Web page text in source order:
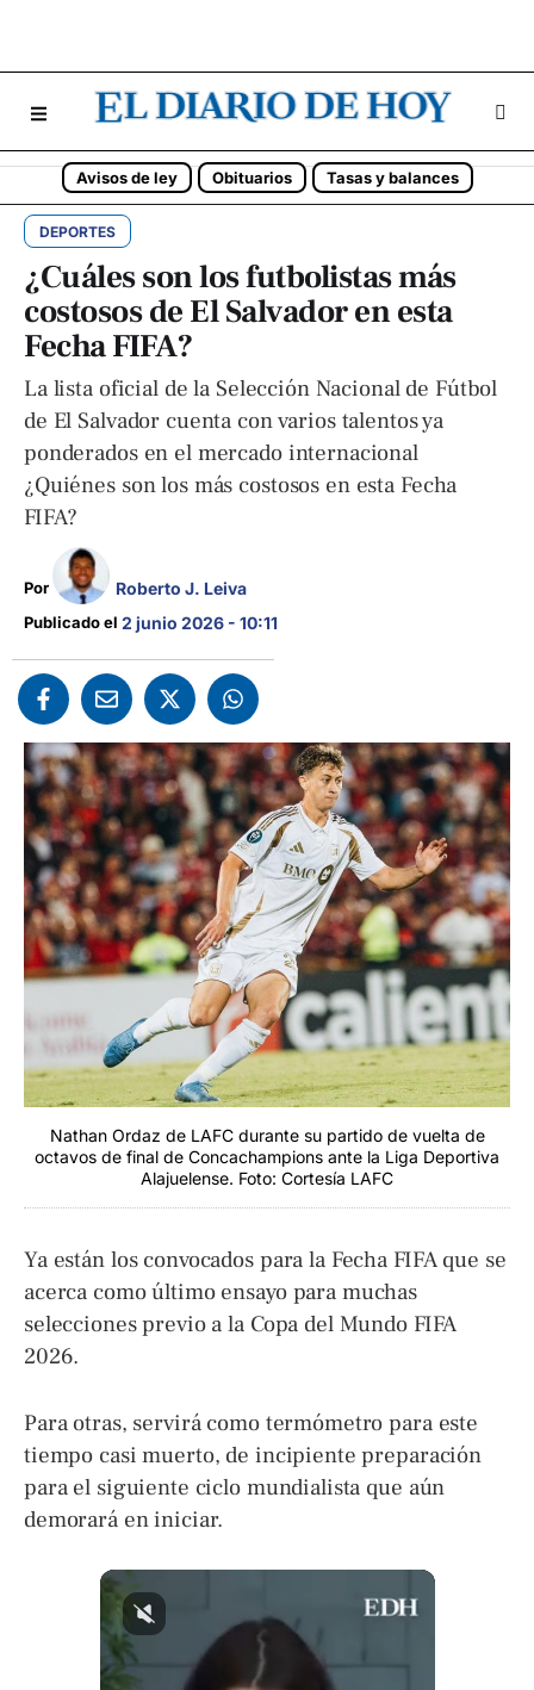
Avisos de ley Obituarios Tasas y balances
DEPORTES
¿Cuáles son los futbolistas más
costosos de El Salvador en esta
Fecha FIFA?
La lista oficial de la Selección Nacional de Fútbol
de El Salvador cuenta con varios talentos ya
ponderados en el mercado internacional
¿Quiénes son los más costosos en esta Fecha
FIFA?
Por Roberto J. Leiva
Publicado el 2 junio 2026 - 10:11
Nathan Ordaz de LAFC durante su partido de vuelta de
octavos de final de Concachampions ante la Liga Deportiva
Alajuelense. Foto: Cortesía LAFC
Ya están los convocados para la Fecha FIFA que se
acerca como último ensayo para muchas
selecciones previo a la Copa del Mundo FIFA
2026.
Para otras, servirá como termómetro para este
tiempo casi muerto, de incipiente preparación
para el siguiente ciclo mundialista que aún
demorará en iniciar.